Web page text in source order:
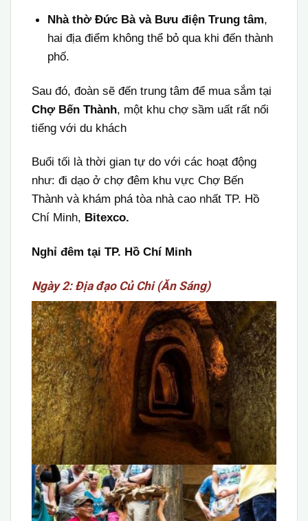
Nhà thờ Đức Bà và Bưu điện Trung tâm,
hai địa điểm không thể bỏ qua khi đến thành
phố.
Sau đó, đoàn sẽ đến trung tâm để mua sắm tại
Chợ Bến Thành, một khu chợ sầm uất rất nổi
tiếng với du khách
Buổi tối là thời gian tự do với các hoạt động
như: đi dạo ở chợ đêm khu vực Chợ Bến
Thành và khám phá tòa nhà cao nhất TP. Hồ
Chí Minh, Bitexco.
Nghỉ đêm tại TP. Hồ Chí Minh
Ngày 2: Địa đạo Củ Chi (Ăn Sáng)